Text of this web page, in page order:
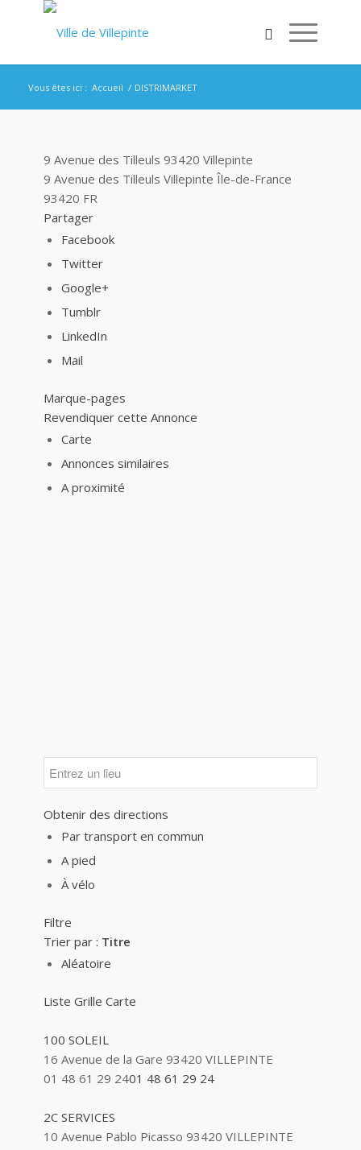
Vous êtes ici : Accueil / DISTRIMARKET
9 Avenue des Tilleuls 93420 Villepinte
9 Avenue des Tilleuls Villepinte Île-de-France
93420 FR
Partager
Facebook
Twitter
Google+
Tumblr
LinkedIn
Mail
Marque-pages
Revendiquer cette Annonce
Carte
Annonces similaires
A proximité
Obtenir des directions
Par transport en commun
A pied
À vélo
Filtre
Trier par : Titre
Aléatoire
Liste Grille Carte
100 SOLEIL
16 Avenue de la Gare 93420 VILLEPINTE
01 48 61 29 2401 48 61 29 24
2C SERVICES
10 Avenue Pablo Picasso 93420 VILLEPINTE